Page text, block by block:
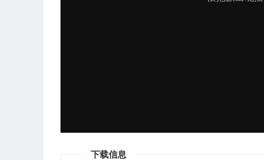
下载信息